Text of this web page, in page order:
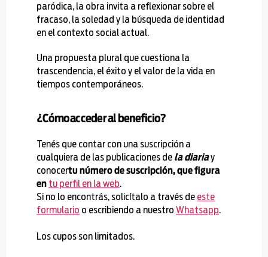
paródica, la obra invita a reflexionar sobre el
fracaso, la soledad y la búsqueda de identidad
en el contexto social actual.
Una propuesta plural que cuestiona la
trascendencia, el éxito y el valor de la vida en
tiempos contemporáneos.
¿Cómo acceder al beneficio?
Tenés que contar con una suscripción a
cualquiera de las publicaciones de la diariay
conocertu número de suscripción, que figura
en tu perfil en la web.
Si no lo encontrás, solicítalo a través de este
formulario o escribiendo a nuestro Whatsapp.
Los cupos son limitados.